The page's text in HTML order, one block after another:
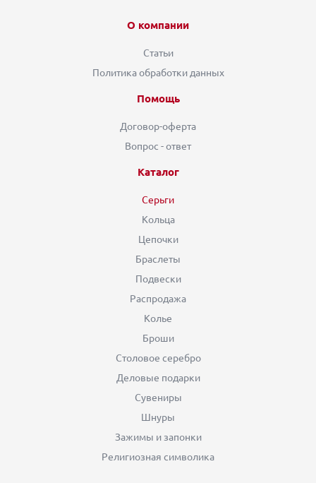
О компании
Статьи
Политика обработки данных
Помощь
Договор-оферта
Вопрос - ответ
Каталог
Серьги
Кольца
Цепочки
Браслеты
Подвески
Распродажа
Колье
Броши
Столовое серебро
Деловые подарки
Сувениры
Шнуры
Зажимы и запонки
Религиозная символика